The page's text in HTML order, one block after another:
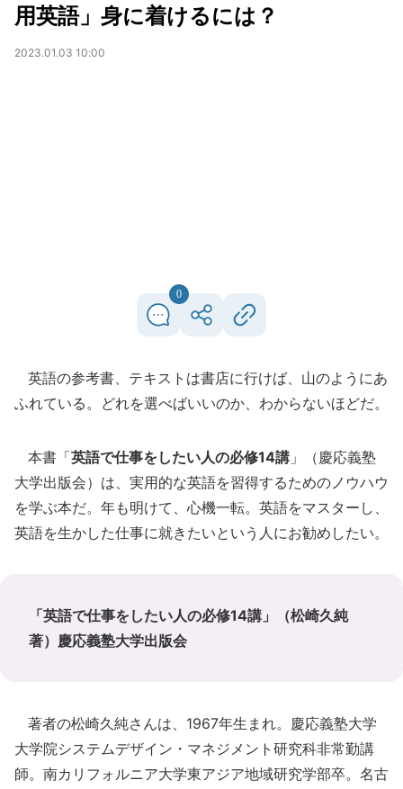
用英語」身に着けるには？
2023.01.03 10:00
0
英語の参考書、テキストは書店に行けば、山のようにあ
ふれている。どれを選べばいいのか、わからないほどだ。
本書「英語で仕事をしたい人の必修14講 」（慶応義塾
大学出版会）は、実用的な英語を習得するためのノウハウ
を学ぶ本だ。年も明けて、心機一転。英語をマスターし、
英語を生かした仕事に就きたいという人にお勧めしたい。
「英語で仕事をしたい人の必修14講」（松崎久純
著）慶応義塾大学出版会
著者の松崎久純さんは、1967年生まれ。慶応義塾大学
大学院システムデザイン・マネジメント研究科非常勤講
師。南カリフォルニア大学東アジア地域研究学部卒。名古